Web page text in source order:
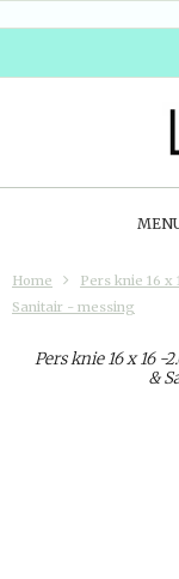
Home
Pers knie 16
Sanitair - messing
Pers knie 16 x 16 -
&